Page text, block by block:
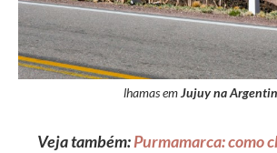
lhamas emJujuy na
Veja também:Purmamarca: como